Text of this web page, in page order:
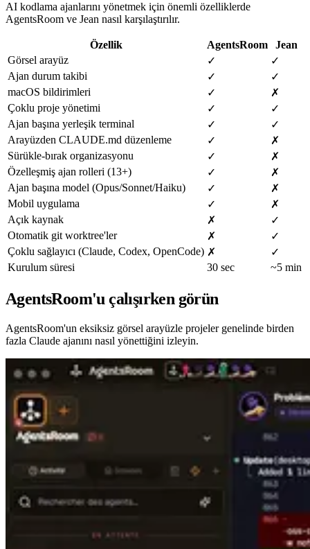
AI kodlama ajanlarını yönetmek için önemli özelliklerde
AgentsRoom ve Jean nasıl karşılaştırılır.
Özellik AgentsRoom
Jean
Görsel arayüz
✓
✓
Ajan durum takibi
✓
✓
macOS bildirimleri
✓
✗
Çoklu proje yönetimi
✓
✓
Ajan başına yerleşik terminal
✓
✓
Arayüzden CLAUDE.md düzenleme
✓
✗
Sürükle-bırak organizasyonu
✓
✗
Özelleşmiş ajan rolleri (13+)
✓
✗
Ajan başına model (Opus/Sonnet/Haiku)
✓
✗
Mobil uygulama
✓
✗
Açık kaynak
✗
✓
Otomatik git worktree'ler
✗
✓
Çoklu sağlayıcı (Claude, Codex, OpenCode) ✗
✓
Kurulum süresi
30 sec ~5 min
AgentsRoom'u çalışırken görün
AgentsRoom'un eksiksiz görsel arayüzle projeler genelinde birden
fazla Claude ajanını nasıl yönettiğini izleyin.